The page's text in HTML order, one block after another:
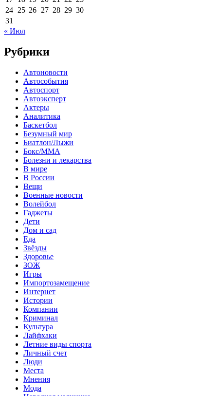
24 25 26 27 28 29 30
31
« Июл
Рубрики
Автоновости
Автособытия
Автоспорт
Автоэксперт
Актеры
Аналитика
Баскетбол
Безумный мир
Биатлон/Лыжи
Бокс/MMA
Болезни и лекарства
В мире
В России
Вещи
Военные новости
Волейбол
Гаджеты
Дети
Дом и сад
Еда
Звёзды
Здоровье
ЗОЖ
Игры
Импортозамещение
Интернет
Истории
Компании
Криминал
Культура
Лайфхаки
Летние виды спорта
Личный счет
Люди
Места
Мнения
Мода